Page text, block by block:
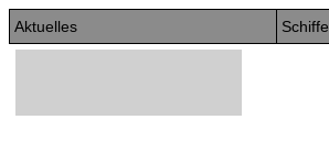
Aktuelles Schiffe